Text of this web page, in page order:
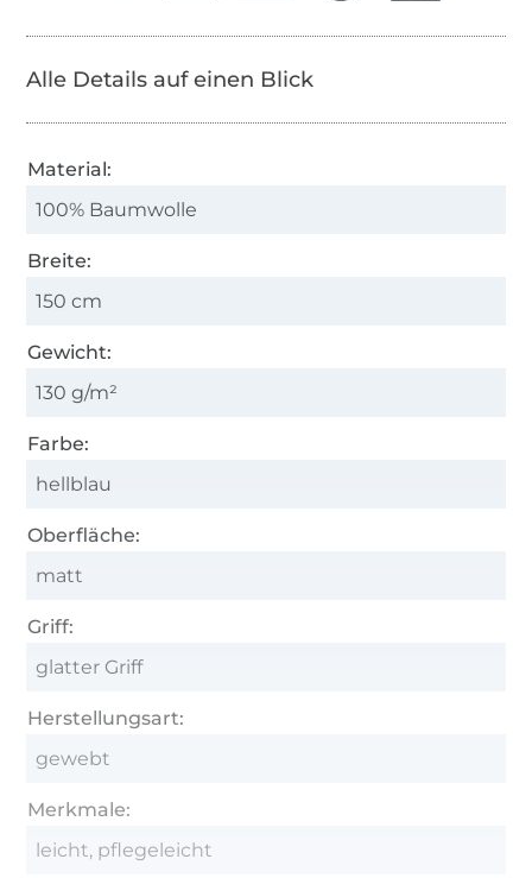
Alle Details auf einen Blick
Material:
100% Baumwolle
Breite:
150 cm
Gewicht:
130 g/m²
Farbe:
hellblau
Oberfläche:
matt
Griff:
glatter Griff
Herstellungsart:
gewebt
Merkmale:
leicht, pflegeleicht